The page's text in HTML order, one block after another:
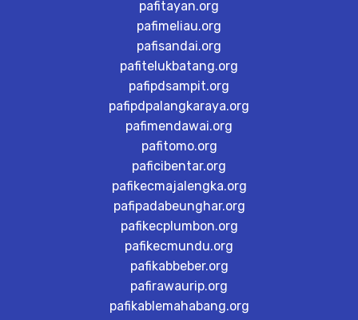
pafitayan.org
pafimeliau.org
pafisandai.org
pafitelukbatang.org
pafipdsampit.org
pafipdpalangkaraya.org
pafimendawai.org
pafitomo.org
paficibentar.org
pafikecmajalengka.org
pafipadabeunghar.org
pafikecplumbon.org
pafikecmundu.org
pafikabbeber.org
pafirawaurip.org
pafikablemahabang.org